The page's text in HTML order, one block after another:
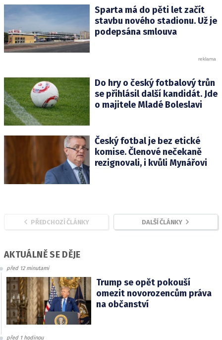
Sparta má do pěti let začít
stavbu nového stadionu. Už je
podepsána smlouva
Do hry o český fotbalový trůn
se přihlásil další kandidát. Jde
o majitele Mladé Boleslavi
Český fotbal je bez etické
komise. Členové nečekaně
rezignovali, i kvůli Mynářovi
PŘEDCHOZÍ ČLÁNKY DALŠÍ ČLÁNKY
AKTUÁLNĚ SE DĚJE
před 12 minutami
Trump se opět pokouší
omezit novorozencům práva
na občanství
před 1 hodinou